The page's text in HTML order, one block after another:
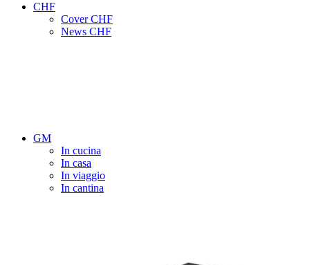
CHF
Cover CHF
News CHF
GM
In cucina
In casa
In viaggio
In cantina